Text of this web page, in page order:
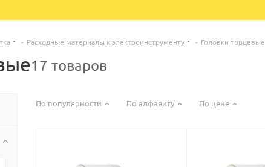
- Расходные материалы к электроинструменту - Головки торцевые
17 товаров
По популярности По алфавиту По цене